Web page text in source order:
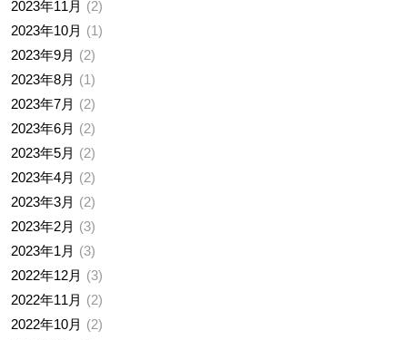
2023年11月
2
2023年10月
1
2023年9月
2
2023年8月
1
2023年7月
2
2023年6月
2
2023年5月
2
2023年4月
2
2023年3月
2
2023年2月
3
2023年1月
3
2022年12月
3
2022年11月
2
2022年10月
2